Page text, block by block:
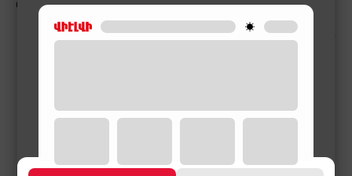
СОПУТСТВУЮЩИЕ ТОВАРЫ